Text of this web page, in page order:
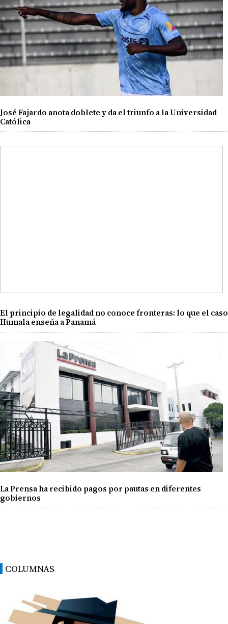
José Fajardo anota doblete y da el triunfo a la Universidad
Católica
El principio de legalidad no conoce fronteras: lo que el caso
Humala enseña a Panamá
La Prensa ha recibido pagos por pautas en diferentes
gobiernos
COLUMNAS